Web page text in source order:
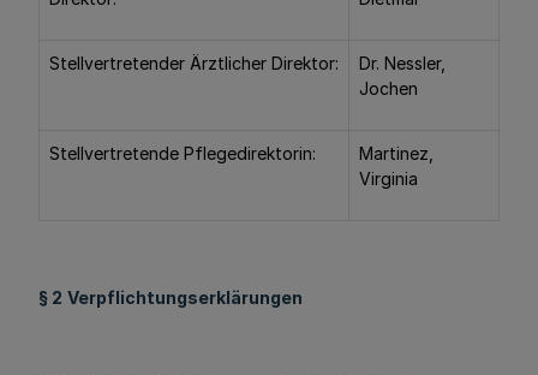
Stellvertretender Ärztlicher Direktor:
Dr. Nessler,
Jochen
Stellvertretende Pflegedirektorin:
Martinez,
Virginia
§ 2 Verpflichtungserklärungen